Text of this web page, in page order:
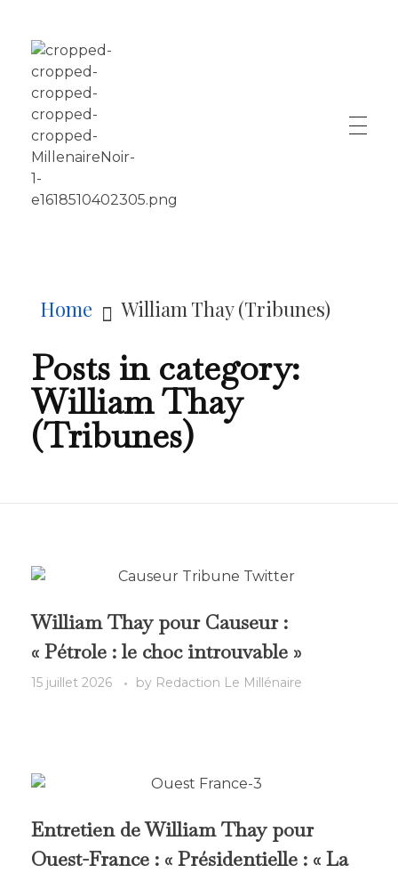
Home William Thay (Tribunes)
Posts in category:
William Thay
(Tribunes)
William Thay pour Causeur :
« Pétrole : le choc introuvable »
15 juillet 2026 by Redaction Le Millénaire
Entretien de William Thay pour
Ouest-France : « Présidentielle : « La